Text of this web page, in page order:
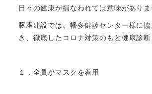
日々の健康が損なわれては意味がありま
豚座建設では、幡多健診センター様に
き、徹底したコロナ対策のもと健康診断
１．全員がマスクを着用